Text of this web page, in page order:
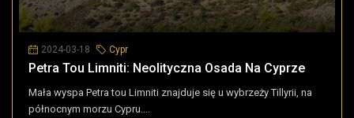
2024-03-18 Cypr
Petra Tou Limniti: Neolityczna Osada Na Cyprze
Mała wyspa Petra tou Limniti znajduje się u wybrzeży Tillyrii, na
północnym morzu Cypru....